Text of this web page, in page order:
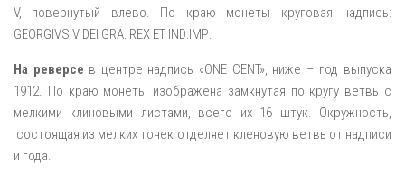
V, повернутый влево. По краю монеты круговая надпись:
GEORGIVS V DEI GRA: REX ET IND:IMP:
На реверсе в центре надпись «ONE CENT», ниже – год выпуска
1912. По краю монеты изображена замкнутая по кругу ветвь с
мелкими клиновыми листами, всего их 16 штук. Окружность,
состоящая из мелких точек отделяет кленовую ветвь от надписи
и года.